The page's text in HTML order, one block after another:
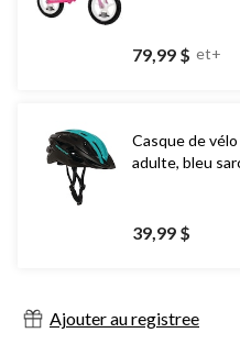
79,99 $ et+
Casque de
adulte, bleu
39,99 $
Ajouter au registree